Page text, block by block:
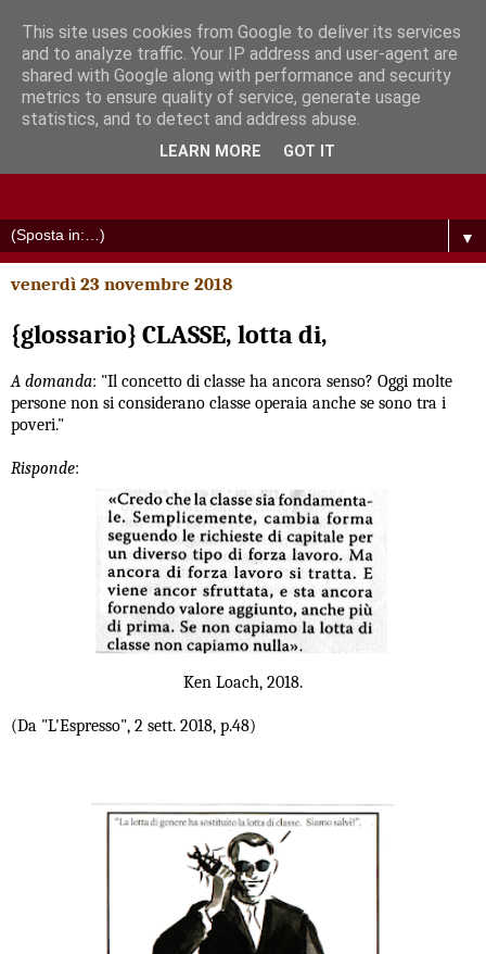
▼
venerdì 23 novembre 2018
{glossario} CLASSE, lotta di,
A domanda: "Il concetto di classe ha ancora senso? Oggi molte
persone non si considerano classe operaia anche se sono tra i
poveri."
Risponde:
Ken Loach, 2018.
(Da "L'Espresso", 2 sett. 2018, p.48)
This site uses cookies from Google to deliver its services
and to analyze traffic. Your IP address and user-agent are
shared with Google along with performance and security
metrics to ensure quality of service, generate usage
statistics, and to detect and address abuse.
LEARN MORE GOT IT